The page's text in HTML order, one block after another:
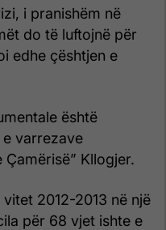
i pranishëm në
do të luftojnë për
edhe çështjen e
është
varrezave
Kllogjer.
2012-2013 në një
për 68 vjet ishte e